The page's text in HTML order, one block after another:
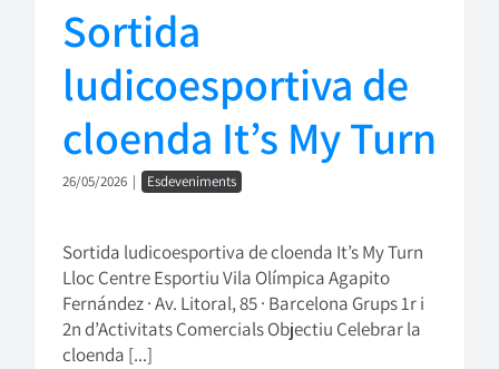
Sortida
ludicoesportiva de
cloenda It’s My Turn
26/05/2026 | Esdeveniments
Sortida ludicoesportiva de cloenda It’s My Turn
Lloc Centre Esportiu Vila Olímpica Agapito
Fernández · Av. Litoral, 85 · Barcelona Grups 1r i
2n d’Activitats Comercials Objectiu Celebrar la
cloenda [...]